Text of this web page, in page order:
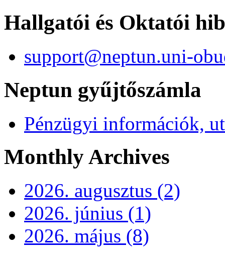
Hallgatói és Oktatói
support@neptun.uni-
Neptun gyűjtőszámla
Pénzügyi információk,
Monthly Archives
2026. augusztus (2)
2026. június (1)
2026. május (8)